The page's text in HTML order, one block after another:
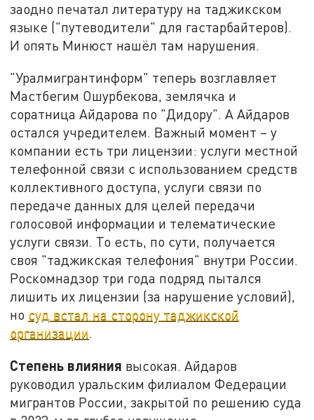
заодно печатал литературу на таджикском
языке ("путеводители" для гастарбайтеров).
И опять Минюст нашёл там нарушения.
"Уралмигрантинформ" теперь возглавляет
Мастбегим Ошурбекова, землячка и
соратница Айдарова по "Дидору". А Айдаров
остался учредителем. Важный момент – у
компании есть три лицензии: услуги местной
телефонной связи с использованием средств
коллективного доступа, услуги связи по
передаче данных для целей передачи
голосовой информации и телематические
услуги связи. То есть, по сути, получается
своя "таджикская телефония" внутри России.
Роскомнадзор три года подряд пытался
лишить их лицензии (за нарушение условий),
но суд встал на сторону таджикской
организации.
Степень влияния высокая. Айдаров
руководил уральским филиалом Федерации
мигрантов России, закрытой по решению суда